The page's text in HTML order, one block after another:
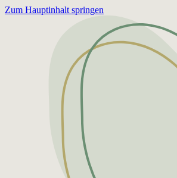
Zum Hauptinhalt springen